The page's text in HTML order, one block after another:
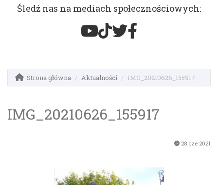
Śledź nas na mediach społecznościowych:
Strona główna Aktualności IMG_20210626_155917
IMG_20210626_155917
28 cze 2021